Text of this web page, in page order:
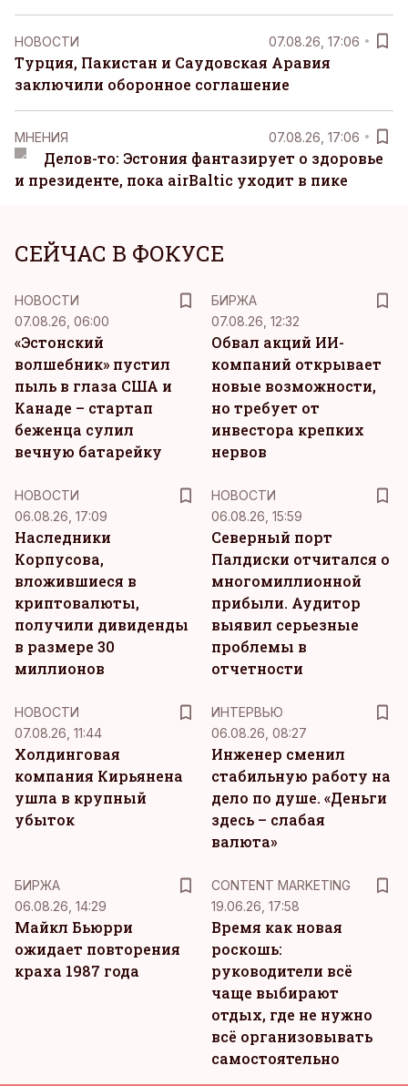
НОВОСТИ 07.08.26, 17:06
Турция, Пакистан и Саудовская Аравия
заключили оборонное соглашение
MНЕНИЯ 07.08.26, 17:06
Делов-то: Эстония фантазирует о здоровье
и президенте, пока airBaltic уходит в пике
СЕЙЧАС В ФОКУСЕ
НОВОСТИ
07.08.26, 06:00
«Эстонский
волшебник» пустил
пыль в глаза США и
Канаде – стартап
беженца сулил
вечную батарейку
БИРЖА
07.08.26, 12:32
Обвал акций ИИ-
компаний открывает
новые возможности,
но требует от
инвестора крепких
нервов
НОВОСТИ
06.08.26, 17:09
Наследники
Корпусова,
вложившиеся в
криптовалюты,
получили дивиденды
в размере 30
миллионов
НОВОСТИ
06.08.26, 15:59
Северный порт
Палдиски отчитался о
многомиллионной
прибыли. Аудитор
выявил серьезные
проблемы в
отчетности
НОВОСТИ
07.08.26, 11:44
Холдинговая
компания Кирьянена
ушла в крупный
убыток
ИНТЕРВЬЮ
06.08.26, 08:27
Инженер сменил
стабильную работу на
дело по душе. «Деньги
здесь – слабая
валюта»
БИРЖА
06.08.26, 14:29
Майкл Бьюрри
ожидает повторения
краха 1987 года
CONTENT MARKETING
19.06.26, 17:58
Время как новая
роскошь:
руководители всё
чаще выбирают
отдых, где не нужно
всё организовывать
самостоятельно